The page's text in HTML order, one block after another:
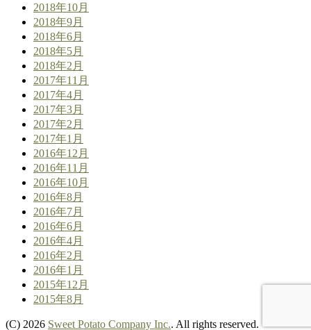
2018年10月
2018年9月
2018年6月
2018年5月
2018年2月
2017年11月
2017年4月
2017年3月
2017年2月
2017年1月
2016年12月
2016年11月
2016年10月
2016年8月
2016年7月
2016年6月
2016年4月
2016年2月
2016年1月
2015年12月
2015年8月
(C) 2026 Sweet Potato Company Inc.. All rights reserved.